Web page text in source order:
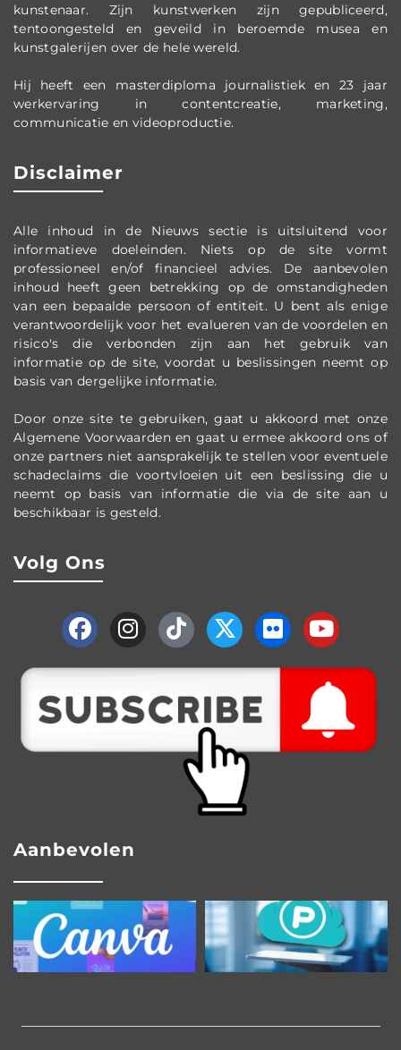
kunstenaar. Zijn kunstwerken zijn gepubliceerd,
tentoongesteld en geveild in beroemde musea en
kunstgalerijen over de hele wereld.
Hij heeft een masterdiploma journalistiek en 23 jaar
werkervaring in contentcreatie, marketing,
communicatie en videoproductie.
Disclaimer
Alle inhoud in de Nieuws sectie is uitsluitend voor
informatieve doeleinden. Niets op de site vormt
professioneel en/of financieel advies. De aanbevolen
inhoud heeft geen betrekking op de omstandigheden
van een bepaalde persoon of entiteit. U bent als enige
verantwoordelijk voor het evalueren van de voordelen en
risico's die verbonden zijn aan het gebruik van
informatie op de site, voordat u beslissingen neemt op
basis van dergelijke informatie.
Door onze site te gebruiken, gaat u akkoord met onze
Algemene Voorwaarden en gaat u ermee akkoord ons of
onze partners niet aansprakelijk te stellen voor eventuele
schadeclaims die voortvloeien uit een beslissing die u
neemt op basis van informatie die via de site aan u
beschikbaar is gesteld.
Volg Ons
Aanbevolen